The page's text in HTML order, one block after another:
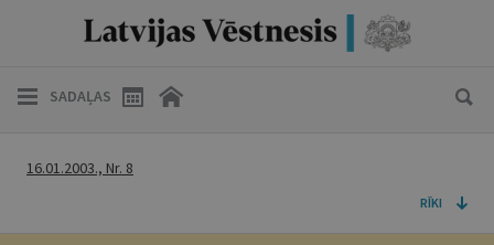
SADAĻAS
16.01.2003., Nr. 8
RĪKI